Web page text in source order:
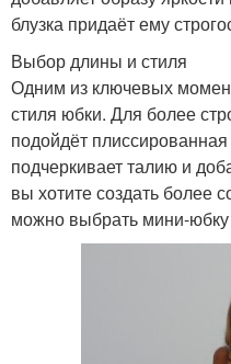
блузка придаёт ему
Выбор длины и стиля
Одним из ключевых
стиля юбки. Для более
подойдёт
подчеркивает талию и
вы хотите создать более
можно выбрать мини-